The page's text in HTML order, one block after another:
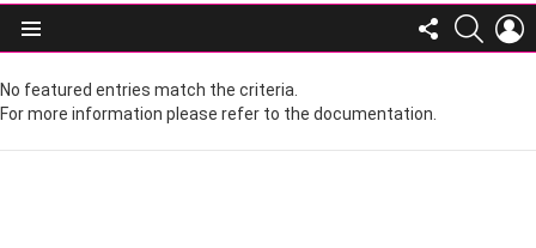
Меню
FOLLOW
US
No featured entries match the criteria.
For more information please refer to the documentation.